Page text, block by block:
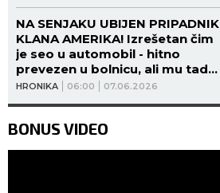
HRONIKA 06:00 07.06.2026
NA SENJAKU UBIJEN PRIPADNIK
KLANA AMERIKA! Izrešetan čim
je seo u automobil - hitno
prevezen u bolnicu, ali mu tada
nije bilo spasa!
BONUS VIDEO